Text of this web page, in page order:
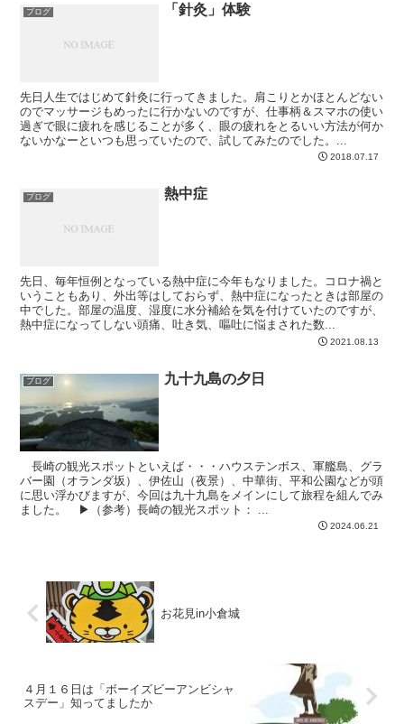
ブログ 「針灸」体験
先日人生ではじめて針灸に行ってきました。肩こりとかほとんどない
のでマッサージもめったに行かないのですが、仕事柄＆スマホの使い
過ぎで眼に疲れを感じることが多く、眼の疲れをとるいい方法が何か
ないかなーといつも思っていたので、試してみたのでした。...
2018.07.17
ブログ 熱中症
先日、毎年恒例となっている熱中症に今年もなりました。コロナ禍と
いうこともあり、外出等はしておらず、熱中症になったときは部屋の
中でした。部屋の温度、湿度に水分補給を気を付けていたのですが、
熱中症になってしない頭痛、吐き気、嘔吐に悩まされた数...
2021.08.13
ブログ 九十九島の夕日
長崎の観光スポットといえば・・・ハウステンボス、軍艦島、グラ
バー園（オランダ坂）、伊佐山（夜景）、中華街、平和公園などが頭
に思い浮かびますが、今回は九十九島をメインにして旅程を組んでみ
ました。 ▶（参考）長崎の観光スポット： ...
2024.06.21
お花見in小倉城
４月１６日は「ボーイズビーアンビシャ
スデー」知ってましたか